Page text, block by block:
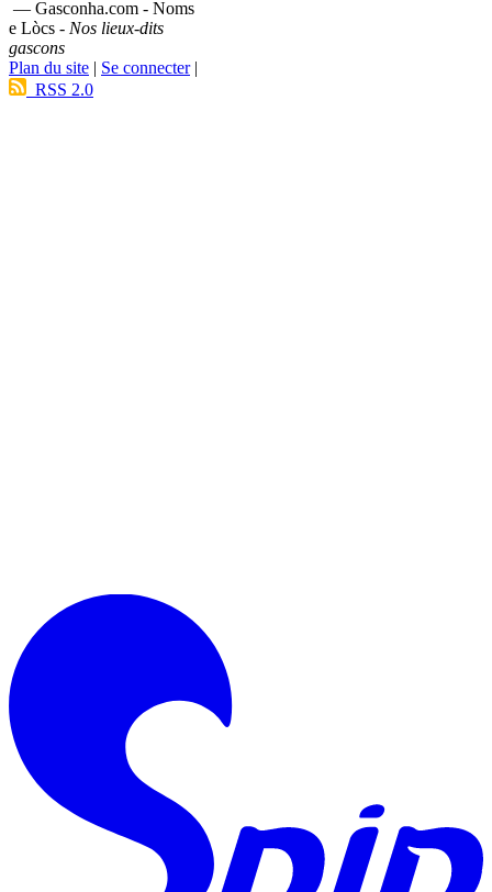
— Gasconha.com - Noms
e Lòcs - Nos lieux-dits
gascons
Plan du site | Se connecter|
RSS 2.0